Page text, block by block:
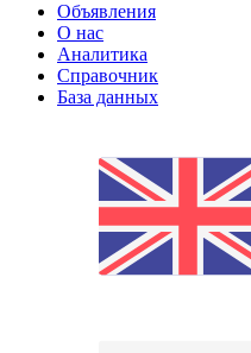
Объявления
О нас
Аналитика
Справочник
База данных